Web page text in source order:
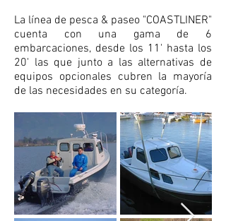
La línea de pesca & paseo "COASTLINER"
cuenta con una gama de 6
embarcaciones, desde los 11' hasta los
20' las que junto a las alternativas de
equipos opcionales cubren la mayoría
de las necesidades en su categoría.